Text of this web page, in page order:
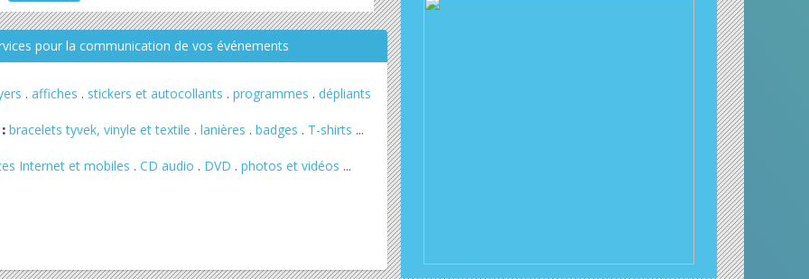
pour la communication de vos événements
. affiches . stickers et autocollants . programmes . dépliants
bracelets tyvek, vinyle et textile . lanières . badges . T-shirts ...
Internet et mobiles . CD audio . DVD . photos et vidéos ...